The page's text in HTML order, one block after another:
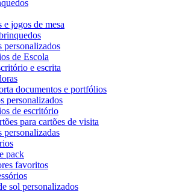
e jogos de mesa
personalizados
de Escola
e escrita
documentos e portfólios
personalizados
de escritório
para cartões de visita
personalizadas
pack
favoritos
sol personalizados